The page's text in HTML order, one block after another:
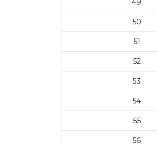
49
50
51
52
53
54
55
56